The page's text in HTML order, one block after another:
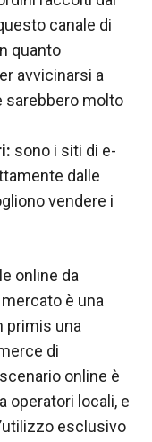
canale di
quanto
avvicinarsi a
sarebbero molto
sono i siti di e-
dalle
vendere i
online da
è una
primis una
di
online è
operatori locali, e
esclusivo